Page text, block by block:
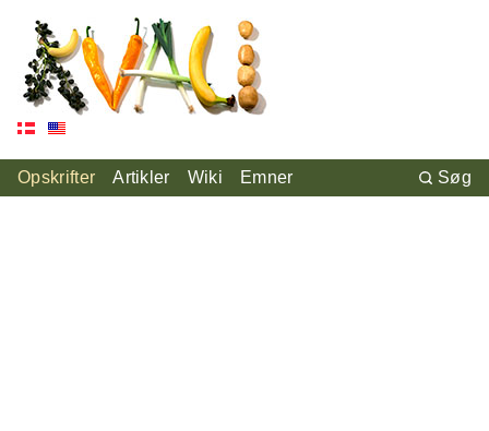
Opskrifter Artikler Wiki Emner Søg